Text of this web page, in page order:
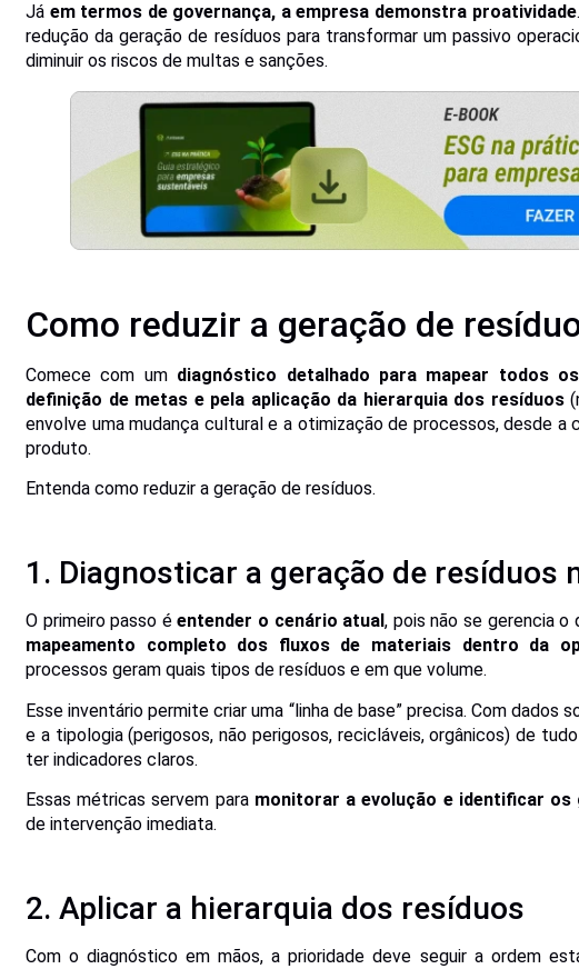
Já em termos de governança, a empresa demonstra proatividade
redução da geração de resíduos para transformar um passivo
diminuir os riscos de multas e sanções.
Como reduzir a geração de
Comece com um diagnóstico detalhado para mapear todos
definição de metas e pela aplicação da hierarquia dos resíduos
envolve uma mudança cultural e a otimização de processos, desde a
produto.
Entenda como reduzir a geração de resíduos.
1. Diagnosticar a geração de resíduos
O primeiro passo éentender o cenário atual, pois não se gerencia o
mapeamento completo dos fluxos de materiais dentro da
processos geram quais tipos de resíduos e em que volume.
Esse inventário permite criar uma “linha de base” precisa. Com dados
e a tipologia (perigosos, não perigosos, recicláveis, orgânicos) de
ter indicadores claros.
Essas métricas servem para monitorar a evolução e identificar
de intervenção imediata.
2. Aplicar a hierarquia dos resíduos
Com o diagnóstico em mãos, a prioridade deve seguir a ordem